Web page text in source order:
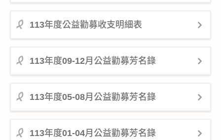
友善連結
113年度公益勸募收支明細表
113年度09-12月公益勸募芳名錄
113年度05-08月公益勸募芳名錄
113年度01-04月公益勸募芳名錄